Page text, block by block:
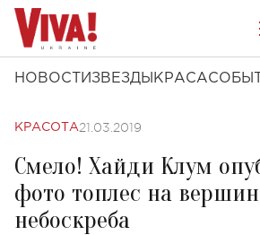
НОВОСТИ ЗВЕЗДЫ КРАСА
КРАСОТА21.03.2019
Смело! Хайди Клум
фото топлес на
небоскреба